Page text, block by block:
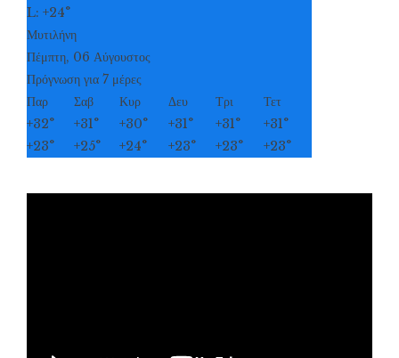
L: +24°
Μυτιλήνη
Πέμπτη, 06 Αύγουστος
Πρόγνωση για 7 μέρες
Παρ
Σαβ Κυρ Δευ Τρι
Τετ
+32° +31° +30° +31° +31° +31°
+23° +25° +24° +23° +23° +23°